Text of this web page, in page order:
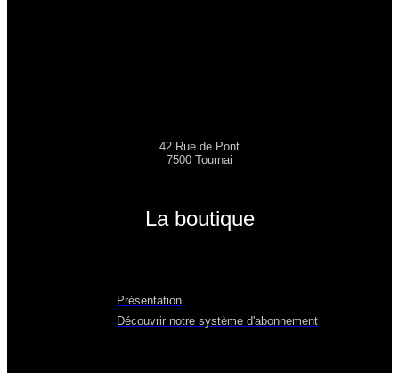
42 Rue de Pont
7500 Tournai
La boutique
Présentation
Découvrir notre système d'abonnement